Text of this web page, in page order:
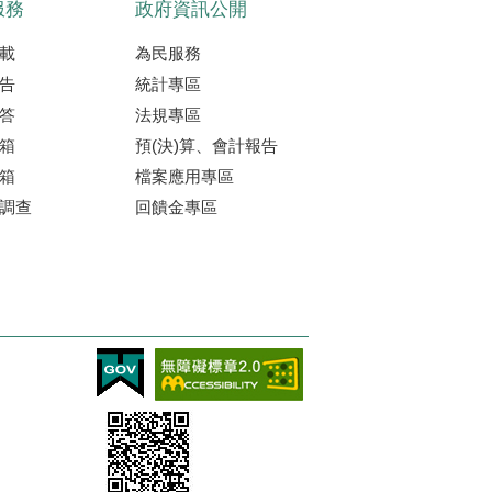
務
查
政府資訊公開
為民服務
統計專區
法規專區
預(決)算、會計報告
檔案應用專區
回饋金專區